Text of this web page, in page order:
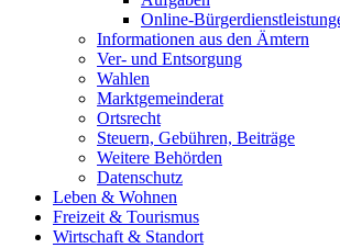
Online-
Informationen aus den Ämtern
Ver- und Entsorgung
Wahlen
Marktgemeinderat
Ortsrecht
Steuern, Gebühren, Beiträge
Weitere Behörden
Datenschutz
Leben & Wohnen
Freizeit & Tourismus
Wirtschaft & Standort